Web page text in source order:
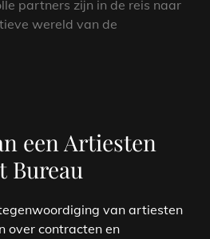
partners zijn in de reis naar
wereld van de
een Artiesten
Bureau
van artiesten
over contracten en